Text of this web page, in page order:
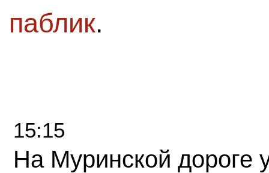
паблик.
15:15
На Муринской дороге